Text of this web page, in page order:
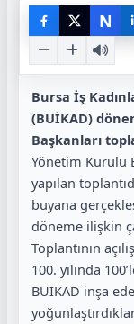
N
Bursa İş
(BUİKAD)
Başkanları
Yönetim Kurulu
yapılan
buyana
döneme ilişkin
Toplantının
100. yılında
BUİKAD inşa